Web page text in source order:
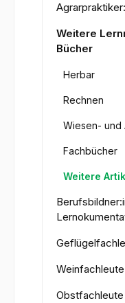
Weitere
Bücher
Herbar
Rechnen
Wiesen- und
Fachbücher
Weitere
Obstfachleute